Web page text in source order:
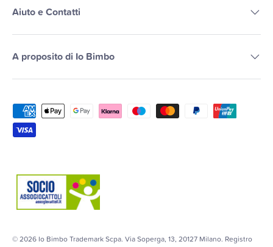
Aiuto e Contatti
A proposito di Io Bimbo
Metodi di pagamento accettati
© 2026 Io Bimbo Trademark Scpa. Via Soperga, 13, 20127 Milano. Registro